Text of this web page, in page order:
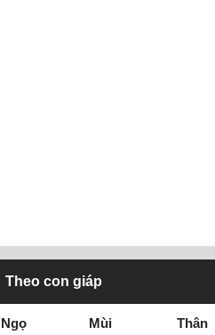
Theo con giáp
Ngọ Mùi Thân